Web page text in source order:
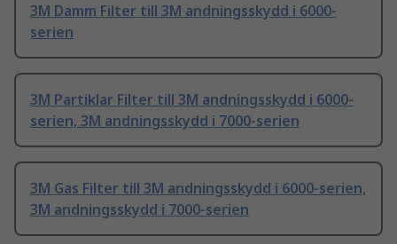
3M Damm Filter till 3M andningsskydd i 6000-
serien
3M Partiklar Filter till 3M andningsskydd i 6000-
serien, 3M andningsskydd i 7000-serien
3M Gas Filter till 3M andningsskydd i 6000-serien,
3M andningsskydd i 7000-serien